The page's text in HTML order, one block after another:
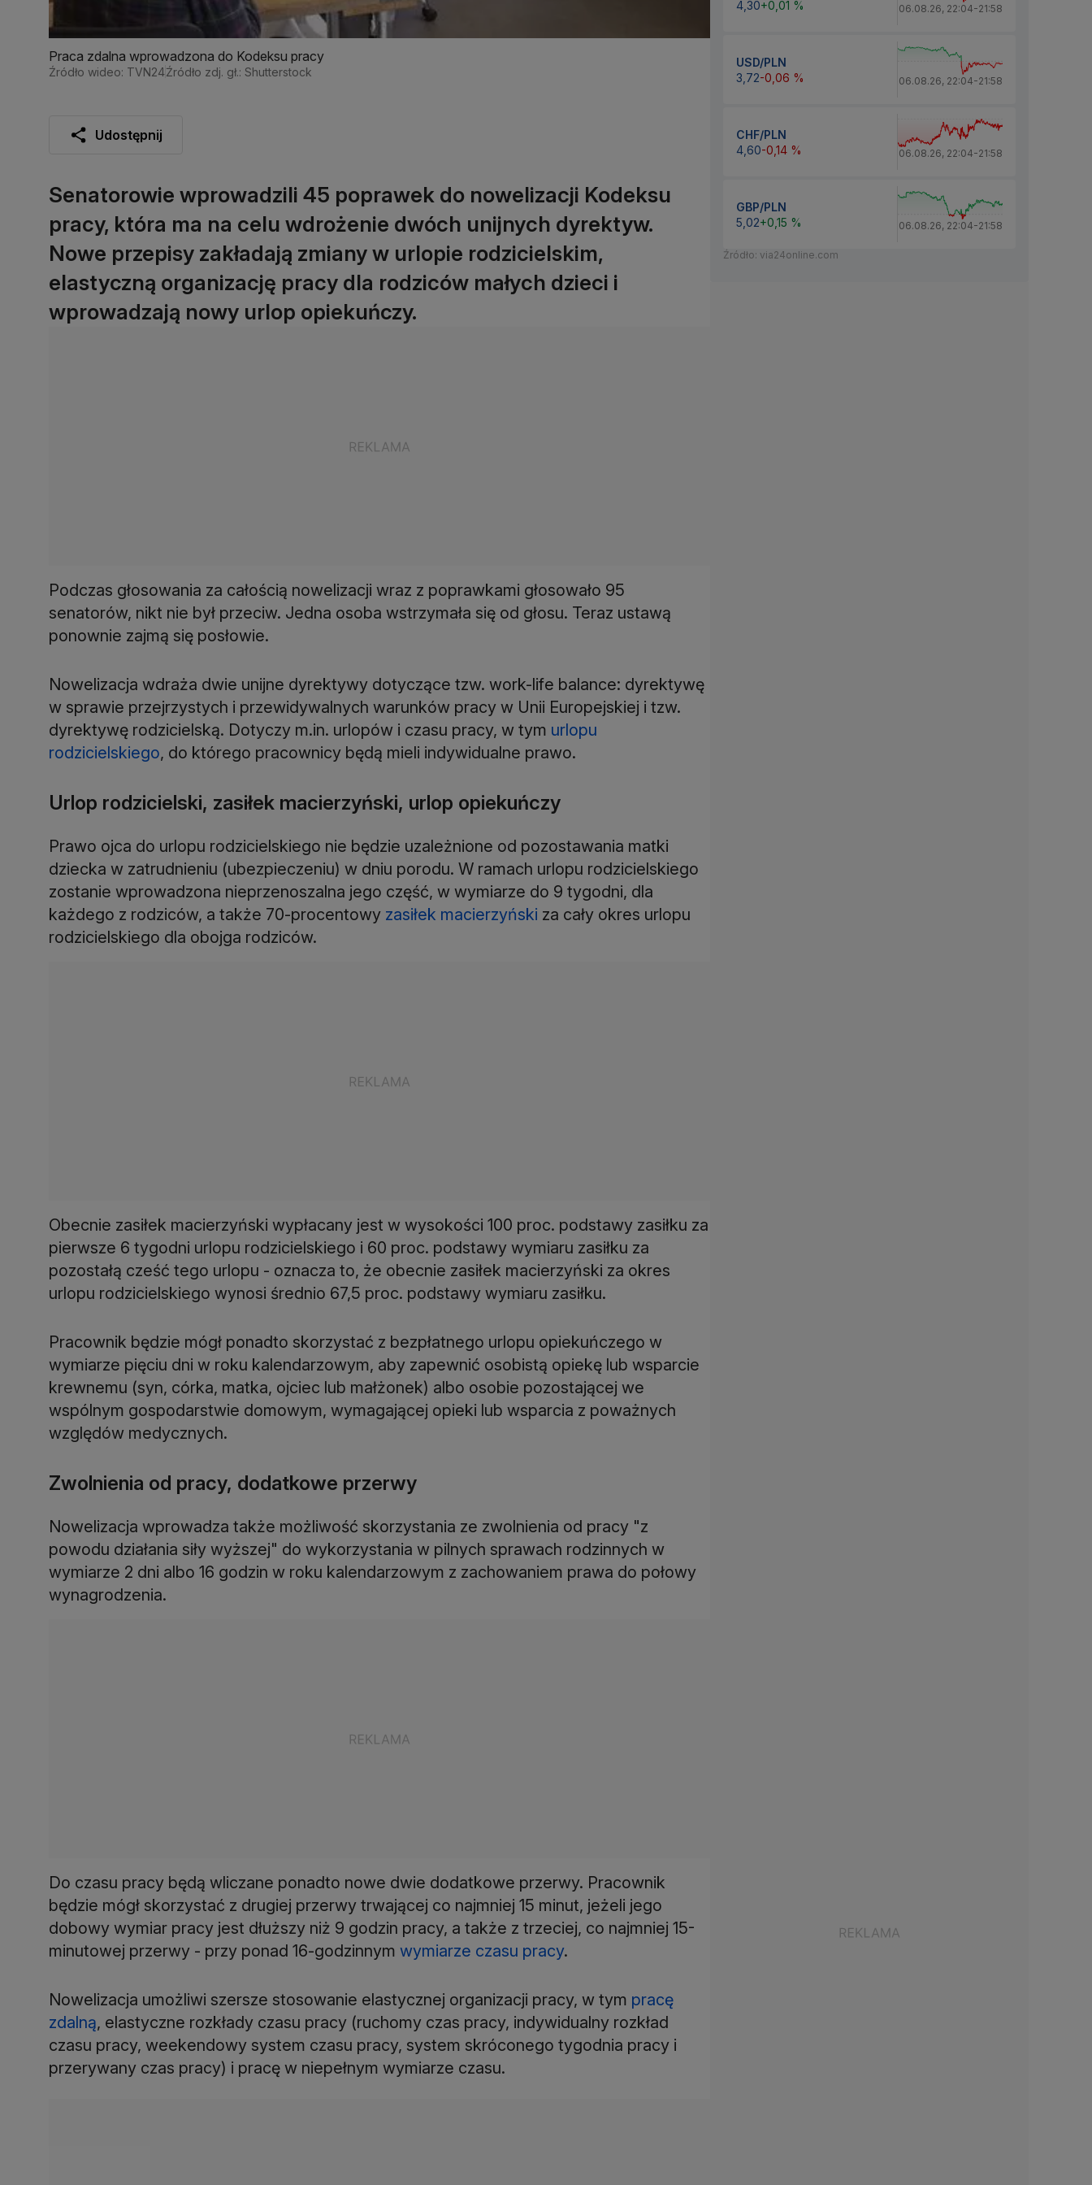
Praca zdalna wprowadzona do Kodeksu pracy
Źródło wideo: TVN24Źródło zdj. gł.: Shutterstock
Udostępnij
Senatorowie wprowadzili 45 poprawek do nowelizacji Kodeksu
pracy, która ma na celu wdrożenie dwóch unijnych dyrektyw.
Nowe przepisy zakładają zmiany w urlopie rodzicielskim,
elastyczną organizację pracy dla rodziców małych dzieci i
wprowadzają nowy urlop opiekuńczy.
Podczas głosowania za całością nowelizacji wraz z poprawkami głosowało 95
senatorów, nikt nie był przeciw. Jedna osoba wstrzymała się od głosu. Teraz ustawą
ponownie zajmą się posłowie.
Nowelizacja wdraża dwie unijne dyrektywy dotyczące tzw. work-life balance: dyrektywę
w sprawie przejrzystych i przewidywalnych warunków pracy w Unii Europejskiej i tzw.
dyrektywę rodzicielską. Dotyczy m.in. urlopów i czasu pracy, w tym urlopu
rodzicielskiego, do którego pracownicy będą mieli indywidualne prawo.
Urlop rodzicielski, zasiłek macierzyński, urlop opiekuńczy
Prawo ojca do urlopu rodzicielskiego nie będzie uzależnione od pozostawania matki
dziecka w zatrudnieniu (ubezpieczeniu) w dniu porodu. W ramach urlopu rodzicielskiego
zostanie wprowadzona nieprzenoszalna jego część, w wymiarze do 9 tygodni, dla
każdego z rodziców, a także 70-procentowy zasiłek macierzyński za cały okres urlopu
Obecnie zasiłek macierzyński wypłacany jest w wysokości 100 proc. podstawy zasiłku za
pierwsze 6 tygodni urlopu rodzicielskiego i 60 proc. podstawy wymiaru zasiłku za
pozostałą cześć tego urlopu - oznacza to, że obecnie zasiłek macierzyński za okres
urlopu rodzicielskiego wynosi średnio 67,5 proc. podstawy wymiaru zasiłku.
Pracownik będzie mógł ponadto skorzystać z bezpłatnego urlopu opiekuńczego w
wymiarze pięciu dni w roku kalendarzowym, aby zapewnić osobistą opiekę lub wsparcie
krewnemu (syn, córka, matka, ojciec lub małżonek) albo osobie pozostającej we
wspólnym gospodarstwie domowym, wymagającej opieki lub wsparcia z poważnych
Zwolnienia od pracy, dodatkowe przerwy
Nowelizacja wprowadza także możliwość skorzystania ze zwolnienia od pracy "z
powodu działania siły wyższej" do wykorzystania w pilnych sprawach rodzinnych w
wymiarze 2 dni albo 16 godzin w roku kalendarzowym z zachowaniem prawa do połowy
Do czasu pracy będą wliczane ponadto nowe dwie dodatkowe przerwy. Pracownik
będzie mógł skorzystać z drugiej przerwy trwającej co najmniej 15 minut, jeżeli jego
dobowy wymiar pracy jest dłuższy niż 9 godzin pracy, a także z trzeciej, co najmniej 15-
minutowej przerwy - przy ponad 16-godzinnym wymiarze czasu pracy.
Nowelizacja umożliwi szersze stosowanie elastycznej organizacji pracy, w tym pracę
zdalną, elastyczne rozkłady czasu pracy (ruchomy czas pracy, indywidualny rozkład
czasu pracy, weekendowy system czasu pracy, system skróconego tygodnia pracy i
4,30+0,01 % 06.08.26, 22:04-21:58
USD/PLN
3,72-0,06 % 06.08.26, 22:04-21:58
CHF/PLN
4,60-0,14 % 06.08.26, 22:04-21:58
GBP/PLN
5,02+0,15 % 06.08.26, 22:04-21:58
Źródło: via24online.com